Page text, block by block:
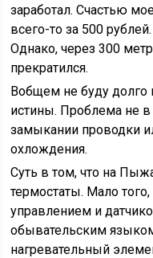
заработал. Счастью
всего-то за 500 рублей.
Однако, через 300
прекратился.
Вобщем не буду долго
истины. Проблема не
замыкании проводки
охлождения.
Суть в том, что на
термостаты. Мало
управлением и
обывательским
нагревательный